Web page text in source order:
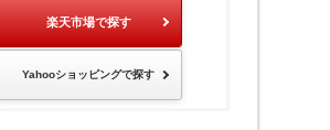
楽天市場で探す
Yahooショッピングで探す